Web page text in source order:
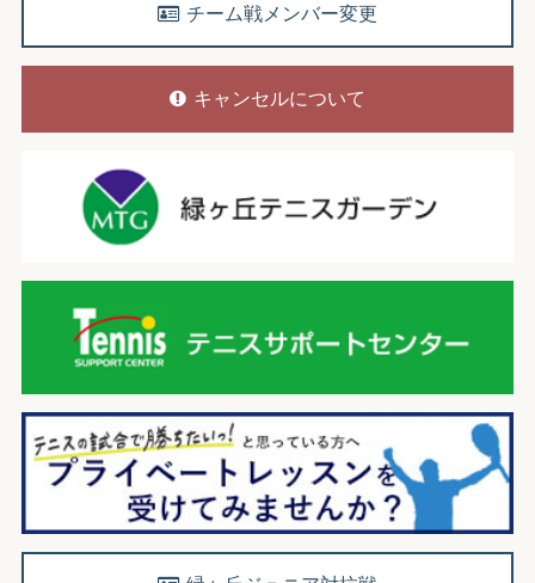
チーム戦メンバー変更
キャンセルについて